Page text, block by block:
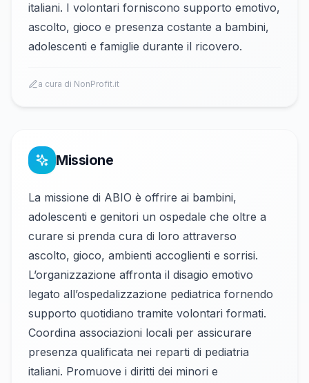
italiani. I volontari forniscono supporto emotivo,
ascolto, gioco e presenza costante a bambini,
adolescenti e famiglie durante il ricovero.
a cura di NonProfit.it
Missione
La missione di ABIO è offrire ai bambini,
adolescenti e genitori un ospedale che oltre a
curare si prenda cura di loro attraverso
ascolto, gioco, ambienti accoglienti e sorrisi.
L’organizzazione affronta il disagio emotivo
legato all’ospedalizzazione pediatrica fornendo
supporto quotidiano tramite volontari formati.
Coordina associazioni locali per assicurare
presenza qualificata nei reparti di pediatria
italiani. Promuove i diritti dei minori e